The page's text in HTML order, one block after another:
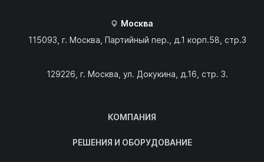
Москва
115093, г. Москва, Партийный пер., д.1 корп.58, стр.3
129226, г. Москва, ул. Докукина, д.16, стр. 3.
КОМПАНИЯ
РЕШЕНИЯ И ОБОРУДОВАНИЕ